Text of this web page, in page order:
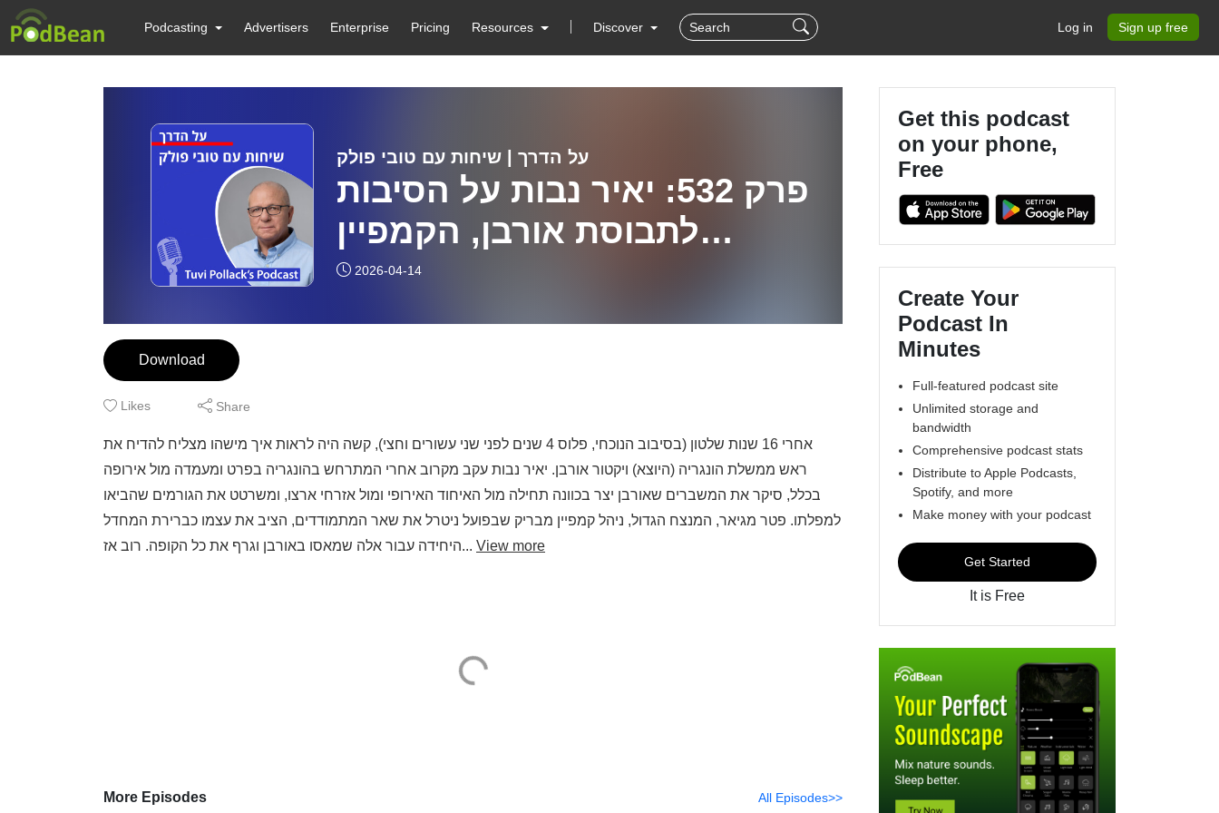
Podcasting Advertisers Enterprise Pricing Resources Discover Log in Sign up free
על הדרך | שיחות עם טובי פולק
פרק 532: יאיר נבות על הסיבות
לתבוסת אורבן, הקמפיין
המוצלח של המנצח מגיאר,
2026-04-14
Download
Likes Share
אחרי 16 שנות שלטון (בסיבוב הנוכחי, פלוס 4 שנים לפני שני עשורים וחצי), קשה היה לראות איך מישהו מצליח להדיח את
ראש ממשלת הונגריה (היוצא) ויקטור אורבן. יאיר נבות עקב מקרוב אחרי המתרחש בהונגריה בפרט ומעמדה מול אירופה
בכלל, סיקר את המשברים שאורבן יצר בכוונה תחילה מול האיחוד האירופי ומול אזרחי ארצו, ומשרטט את הגורמים שהביאו
למפלתו. פטר מגיאר, המנצח הגדול, ניהל קמפיין מבריק שבפועל ניטרל את שאר המתמודדים, הציב את עצמו כברירת המחדל
היחידה עבור אלה שמאסו באורבן וגרף את כל הקופה. רוב אז... View more
More Episodes All Episodes>>
Get this podcast
on your phone,
Free
Create Your
Podcast In
Minutes
Full-featured podcast site
Unlimited storage and
bandwidth
Comprehensive podcast stats
Distribute to Apple Podcasts,
Spotify, and more
Make money with your podcast
Get Started
It is Free